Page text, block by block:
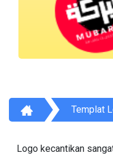
Templat
Logo kecantikan